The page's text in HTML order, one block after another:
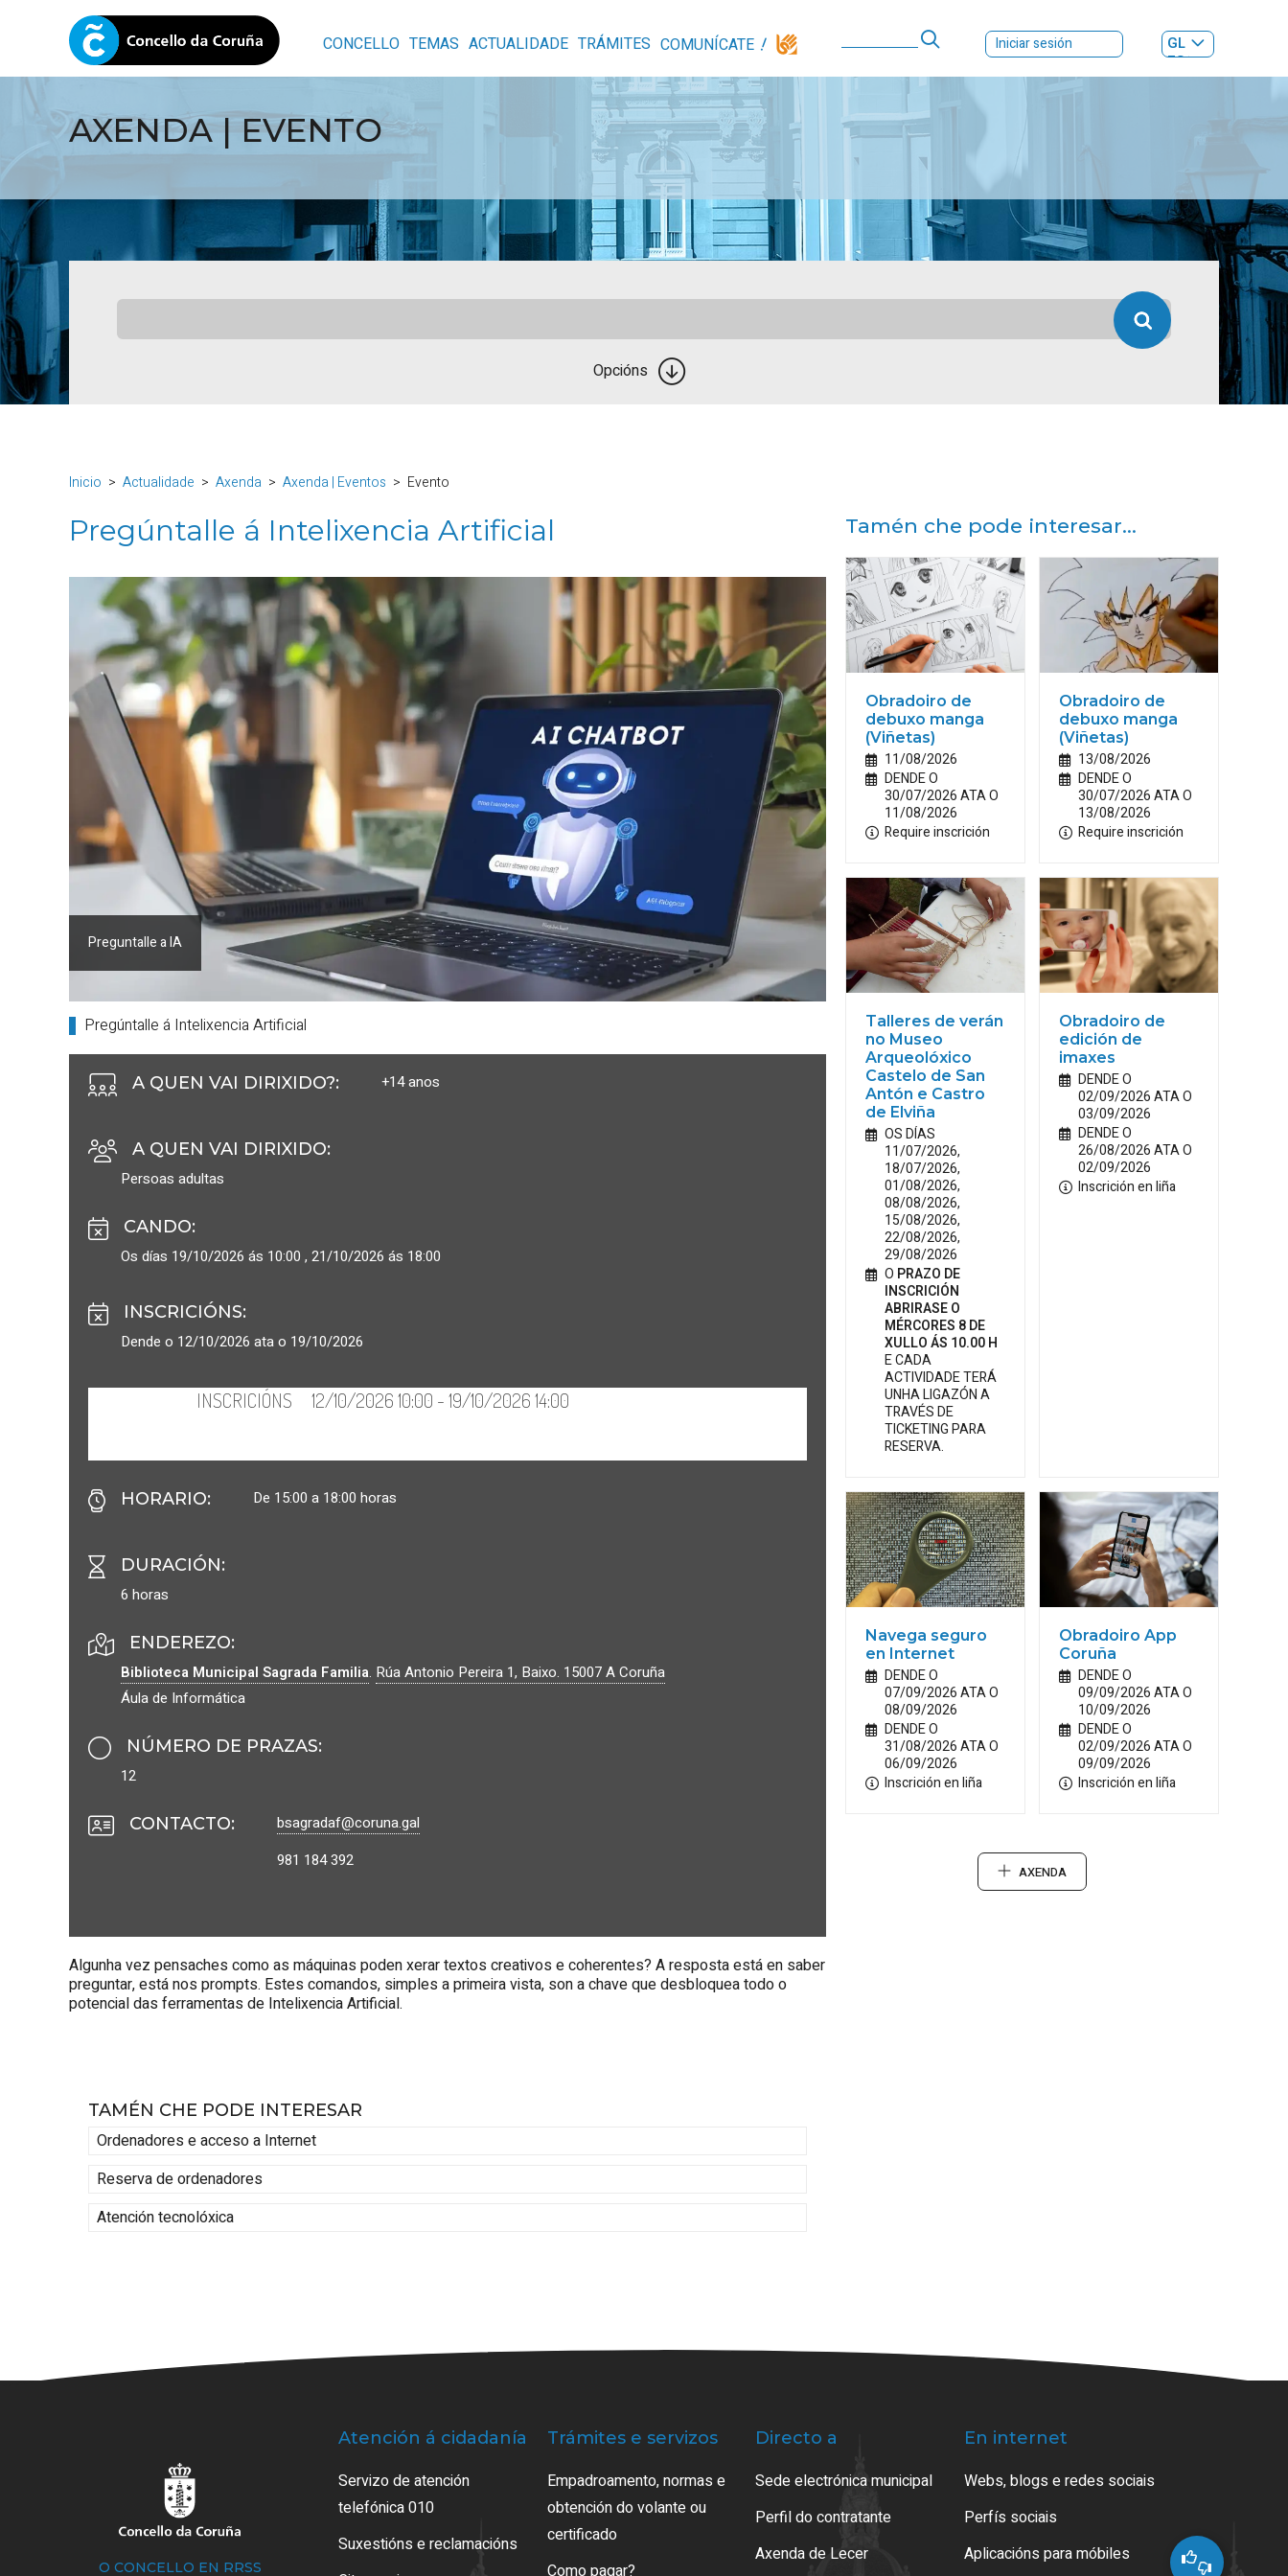
CONCELLO TEMAS ACTUALIDADE TRÁMITES COMUNÍCATE Iniciar sesión
GL
ES|
AXENDA | EVENTO
Opcións
Inicio Actualidade Axenda Axenda | Eventos Evento
Pregúntalle á Intelixencia Artificial
Preguntalle a IA
Pregúntalle á Intelixencia Artificial
A QUEN VAI DIRIXIDO?: +14 anos
A QUEN VAI DIRIXIDO:
Persoas adultas
CANDO:
Os días 19/10/2026 ás 10:00 , 21/10/2026 ás 18:00
INSCRICIÓNS:
Dende o 12/10/2026 ata o 19/10/2026
HORARIO: De 15:00 a 18:00 horas
DURACIÓN:
6 horas
ENDEREZO:
Biblioteca Municipal Sagrada Familia. Rúa Antonio Pereira 1, Baixo. 15007A Coruña
Áula de Informática
NÚMERO DE PRAZAS:
12
CONTACTO:
bsagradaf@coruna.gal
981 184 392
Algunha vez pensaches como as máquinas poden xerar textos creativos e coherentes? A resposta está en saber
preguntar, está nos prompts. Estes comandos, simples a primeira vista, son a chave que desbloquea todo o
potencial das ferramentas de Intelixencia Artificial.
TAMÉN CHE PODE INTERESAR
Ordenadores e acceso a Internet
Reserva de ordenadores
Atención tecnolóxica
Tamén che pode interesar...
Obradoiro de
debuxo manga
(Viñetas)
11/08/2026
DENDE O
30/07/2026 ATA O
11/08/2026
Require inscrición
Obradoiro de
debuxo manga
(Viñetas)
13/08/2026
DENDE O
30/07/2026 ATA O
13/08/2026
Require inscrición
Talleres de verán
no Museo
Arqueolóxico
Castelo de San
Antón e Castro
de Elviña
OS DÍAS
11/07/2026,
18/07/2026,
01/08/2026,
08/08/2026,
15/08/2026,
22/08/2026,
29/08/2026
O PRAZO DE
INSCRICIÓN
ABRIRASE O
MÉRCORES 8 DE
XULLO ÁS 10.00 H
E CADA
ACTIVIDADE TERÁ
UNHA LIGAZÓN A
TRAVÉS DE
TICKETING PARA
RESERVA.
Obradoiro de
edición de
imaxes
DENDE O
02/09/2026 ATA O
03/09/2026
DENDE O
26/08/2026 ATA O
02/09/2026
Inscrición en liña
Navega seguro
en Internet
DENDE O
07/09/2026 ATA O
08/09/2026
DENDE O
31/08/2026 ATA O
06/09/2026
Inscrición en liña
Obradoiro App
Coruña
DENDE O
09/09/2026 ATA O
10/09/2026
DENDE O
02/09/2026 ATA O
09/09/2026
Inscrición en liña
AXENDA
O CONCELLO EN RRSS
Atención á cidadanía
Servizo de atención
telefónica 010
Suxestións e reclamacións
Trámites e servizos
Empadroamento, normas e
obtención do volante ou
certificado
Como pagar?
Directo a
Sede electrónica municipal
Perfil do contratante
Axenda de Lecer
En internet
Webs, blogs e redes sociais
Perfís sociais
Aplicacións para móbiles